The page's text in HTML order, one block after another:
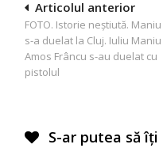
Navigare
în
articole
Articolul anterior
FOTO. Istorie neştiută. Maniu
s-a duelat la Cluj. Iuliu Maniu
Amos Frâncu s-au duelat cu
pistolul
S-ar putea să